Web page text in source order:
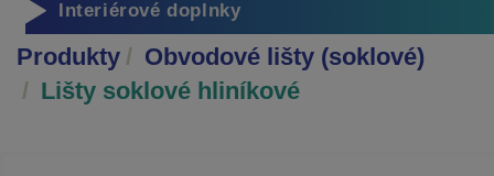
Interiérové doplnky
Produkty
Obvodové lišty (soklové)
Lišty soklové hliníkové